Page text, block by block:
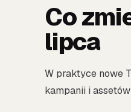
Co
lipca
W praktyce nowe
kampanii i